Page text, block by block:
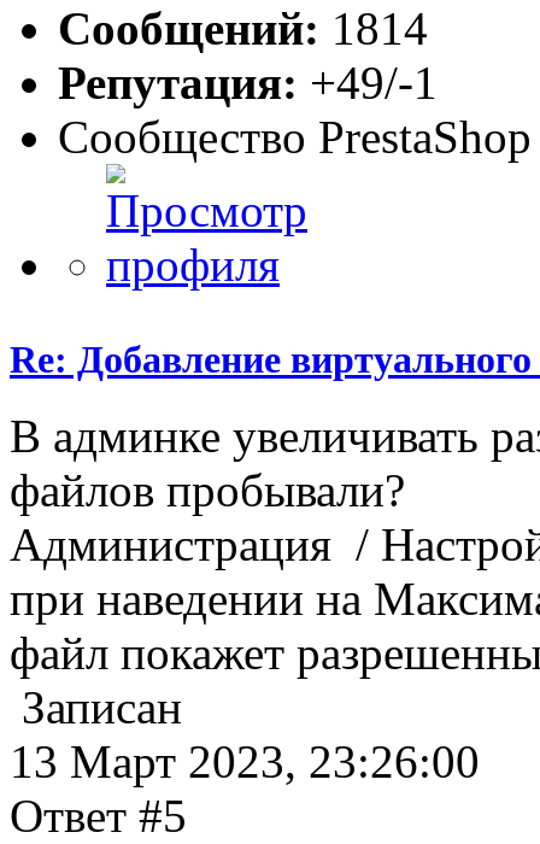
Сообщений: 1814
Репутация: +49/-1
Сообщество PrestaShop
Re: Добавление
В админке увеличивать
файлов пробывали?
Администрация /
при наведении на
файл покажет
Записан
13 Март 2023, 23:26:00
Ответ #5